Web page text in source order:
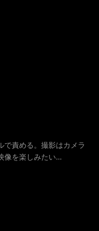
で責める。撮影はカメラ
像を楽しみたい...